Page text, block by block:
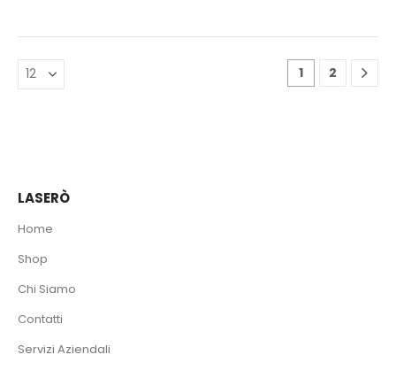
1 2
LASERÒ
Home
Shop
Chi Siamo
Contatti
Servizi Aziendali